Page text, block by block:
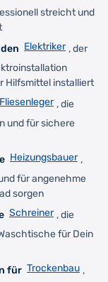
streicht und
Elektriker , der
Hilfsmittel installiert
Fliesenleger , die
und für sichere
Heizungsbauer ,
für angenehme
sorgen
Schreiner , die
für Dein
für Trockenbau ,